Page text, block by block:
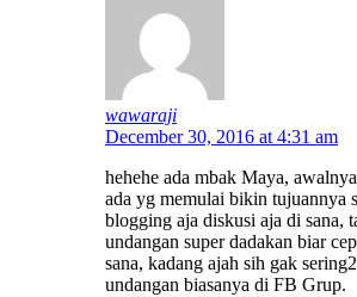
wawaraji
December 30, 2016 at 4:31 am
hehehe ada mbak Maya,
ada yg memulai bikin tujuannya
blogging aja diskusi aja di sana,
undangan super dadakan biar
sana, kadang ajah sih gak
undangan biasanya di FB Grup.